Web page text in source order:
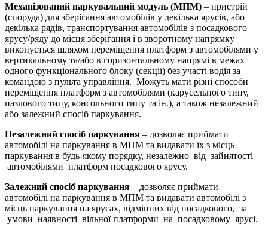
Механізований паркувальний модуль (МПМ) – пристрій
(споруда) для зберігання автомобілів у декілька ярусів, або
декілька рядів, транспортування автомобілів з посадкового
ярусу/ряду до місця зберігання і в зворотному напрямку
виконується шляхом переміщення платформ з автомобілями у
вертикальному та/або в горизонтальному напрямі в межах
одного функціонального блоку (секції) без участі водія за
командою з пульта управління. Можуть мати різні способи
переміщення платформ з автомобілями (карусельного типу,
пазлового типу, консольного типу та ін.), а також незалежний
або залежний спосіб паркування.
Незалежний спосіб паркування – дозволяє приймати
автомобілі на паркування в МПМ та видавати їх з місць
паркування в будь-якому порядку, незалежно від зайнятості
автомобілями платформ посадкового ярусу.
Залежний спосіб паркування – дозволяє приймати
автомобілі на паркування в МПМ та видавати автомобілі з
місць паркування на ярусах, відмінних від посадкового, за
умови наявності вільної платформи на посадковому ярусі.